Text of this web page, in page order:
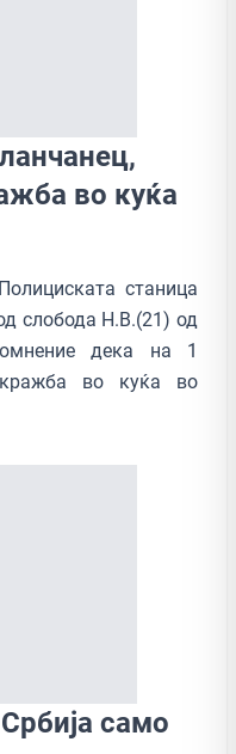
во куќа
станица
слобода Н.В.(21) од
дека на 1
во куќа во
само